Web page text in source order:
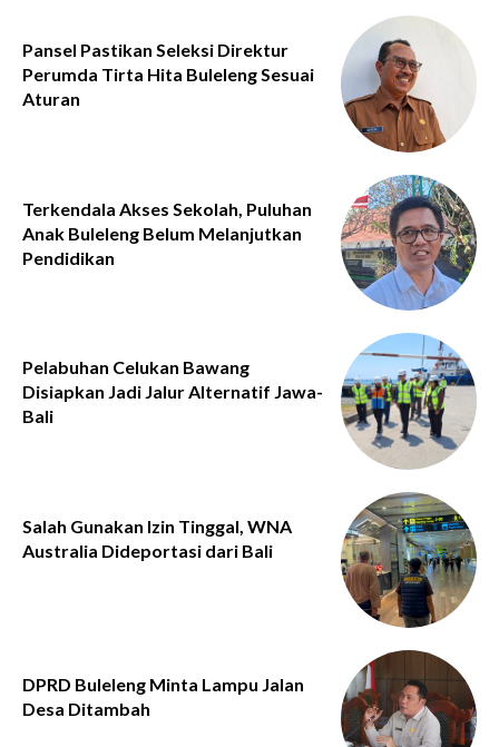
Pansel Pastikan Seleksi Direktur
Perumda Tirta Hita Buleleng Sesuai
Aturan
Terkendala Akses Sekolah, Puluhan
Anak Buleleng Belum Melanjutkan
Pendidikan
Pelabuhan Celukan Bawang
Disiapkan Jadi Jalur Alternatif Jawa-
Bali
Salah Gunakan Izin Tinggal, WNA
Australia Dideportasi dari Bali
DPRD Buleleng Minta Lampu Jalan
Desa Ditambah